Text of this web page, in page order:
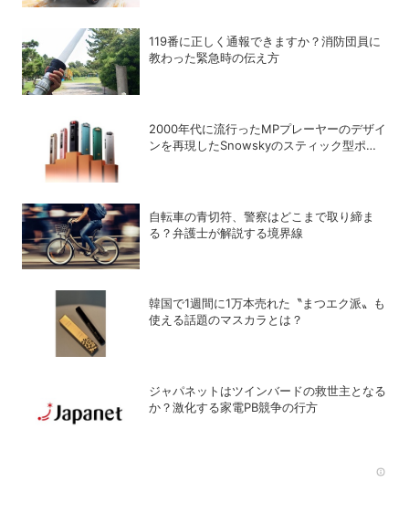
119番に正しく通報できますか？消防団員に
教わった緊急時の伝え方
2000年代に流行ったMPプレーヤーのデザイ
ンを再現したSnowskyのスティック型ポー
自転車の青切符、警察はどこまで取り締ま
る？弁護士が解説する境界線
韓国で1週間に1万本売れた〝まつエク派〟も
使える話題のマスカラとは？
ジャパネットはツインバードの救世主となる
か？激化する家電PB競争の行方